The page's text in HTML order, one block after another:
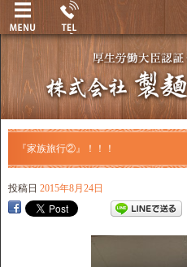
『家族旅行②』！！！
投稿日 2015年8月24日